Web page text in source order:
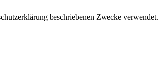
beschriebenen Zwecke verwendet.